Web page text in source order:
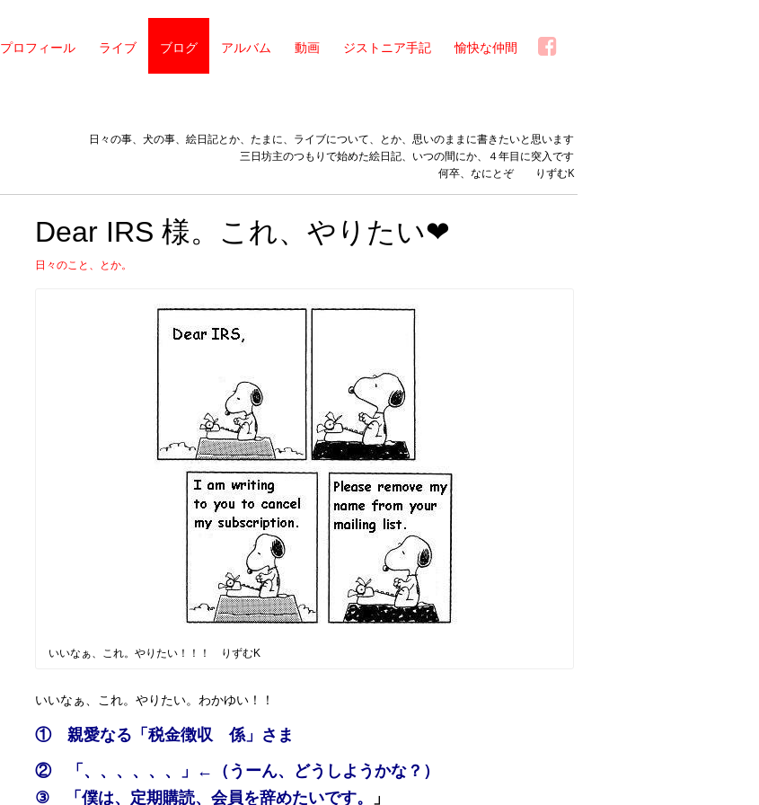
プロフィール ライブ ブログ アルバム 動画 ジストニア手記 愉快な仲間
日々の事、犬の事、絵日記とか、たまに、ライブについて、とか、思いのままに書きたいと思います
三日坊主のつもりで始めた絵日記、いつの間にか、４年目に突入です
何卒、なにとぞ りずむK
Dear IRS 様。これ、やりたい❤︎
日々のこと、とか。
いいなぁ、これ。やりたい！！！ りずむK
いいなぁ、これ。やりたい。わかゆい！！
① 親愛なる「税金徴収 係」さま
② 「、、、、、、」←（うーん、どうしようかな？）
③ 「僕は、定期購読、会員を辞めたいです。
」